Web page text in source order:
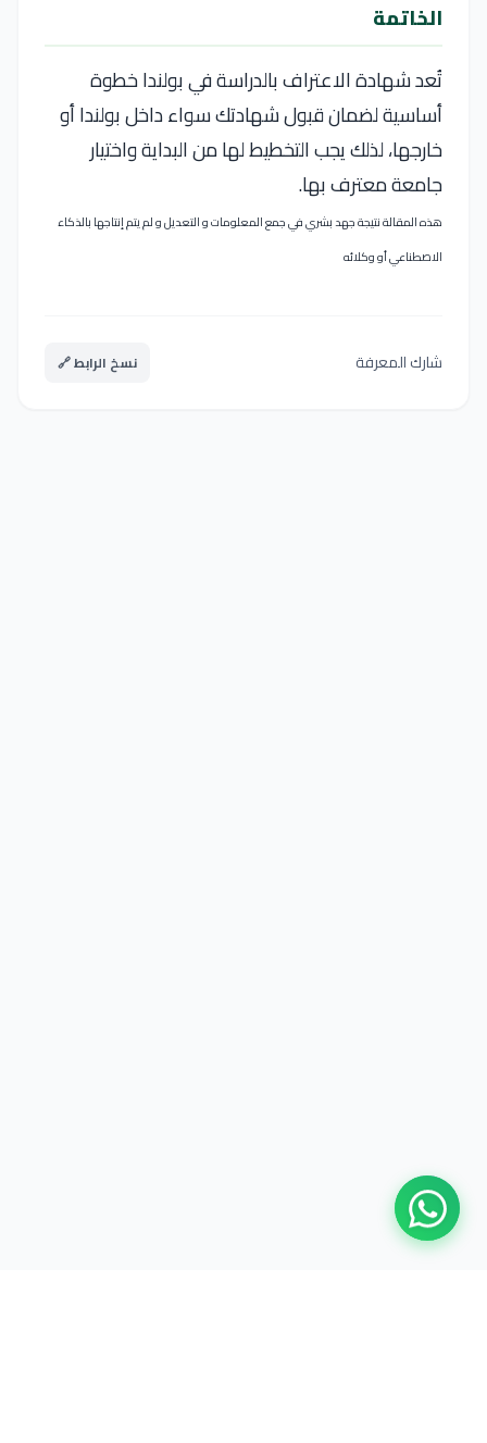
الخاتمة
تُعد شهادة الاعتراف بالدراسة فيبولنداخطوة
أساسية لضمان قبول شهادتك سواء داخل بولندا أو
خارجها، لذلك يجب التخطيط لها من البداية واختيار
جامعة معترف بها.
هذه المقالة نتيجة جهد بشري في جمع المعلومات و التعديل و لم يتم إنتاجها بالذكاء
الاصطناعي أو وكلائه
شارك المعرفة نسخ الرابط 🔗